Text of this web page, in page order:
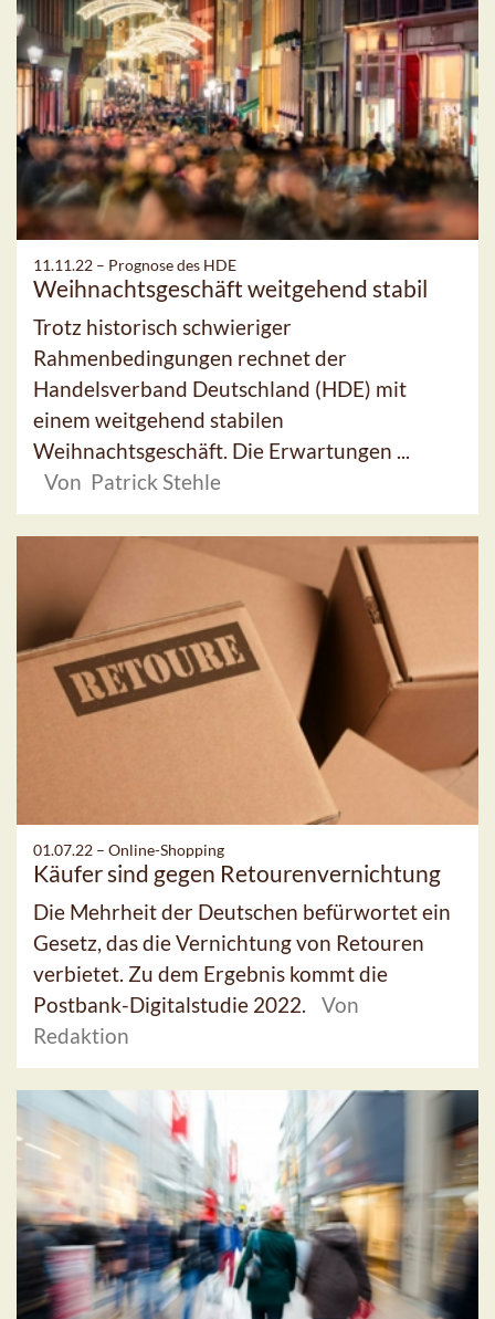
11.11.22 – Prognose des HDE
Weihnachtsgeschäft weitgehend stabil
Trotz historisch schwieriger
Rahmenbedingungen rechnet der
Handelsverband Deutschland (HDE) mit
einem weitgehend stabilen
Weihnachtsgeschäft. Die Erwartungen ...
Von Patrick Stehle
01.07.22 – Online-Shopping
Käufer sind gegen Retourenvernichtung
Die Mehrheit der Deutschen befürwortet ein
Gesetz, das die Vernichtung von Retouren
verbietet. Zu dem Ergebnis kommt die
Postbank-Digitalstudie 2022.
Von
Redaktion